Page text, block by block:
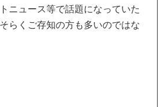
ニュース等で話題になっていた
らくご存知の方も多いのではな